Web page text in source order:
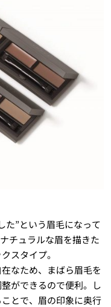
た”という眉毛になって
チュラルな眉を描きた
スタイプ。
なため、まばら眉毛を
ができるので便利。し
とで、眉の印象に奥行